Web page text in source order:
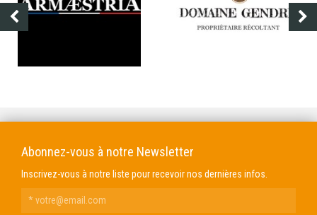
Abonnez-vous à notre Newsletter
Inscrivez-vous à notre liste pour recevoir nos dernières infos.